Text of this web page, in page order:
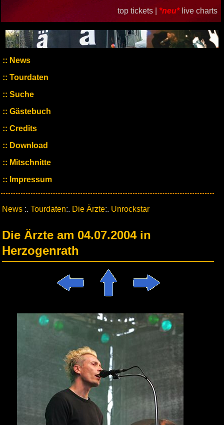
top tickets | *neu* live charts
News
Tourdaten
Suche
Gästebuch
Credits
Download
Mitschnitte
Impressum
News :. Tourdaten:. Die Ärzte:. Unrockstar
Die Ärzte am 04.07.2004 in
Herzogenrath